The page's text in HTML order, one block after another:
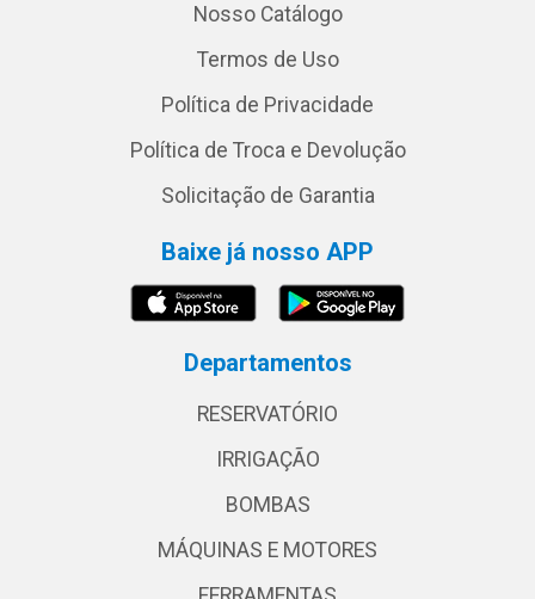
Nosso Catálogo
Termos de Uso
Política de Privacidade
Política de Troca e Devolução
Solicitação de Garantia
Baixe já nosso APP
Departamentos
RESERVATÓRIO
IRRIGAÇÃO
BOMBAS
MÁQUINAS E MOTORES